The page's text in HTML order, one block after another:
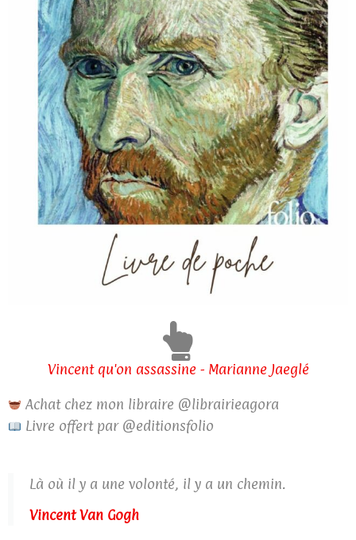
Vincent qu'on assassine - Marianne Jaeglé
Achat chez mon libraire @librairieagora
Livre offert par @editionsfolio
Là où il y a une volonté, il y a un chemin.
Vincent Van Gogh